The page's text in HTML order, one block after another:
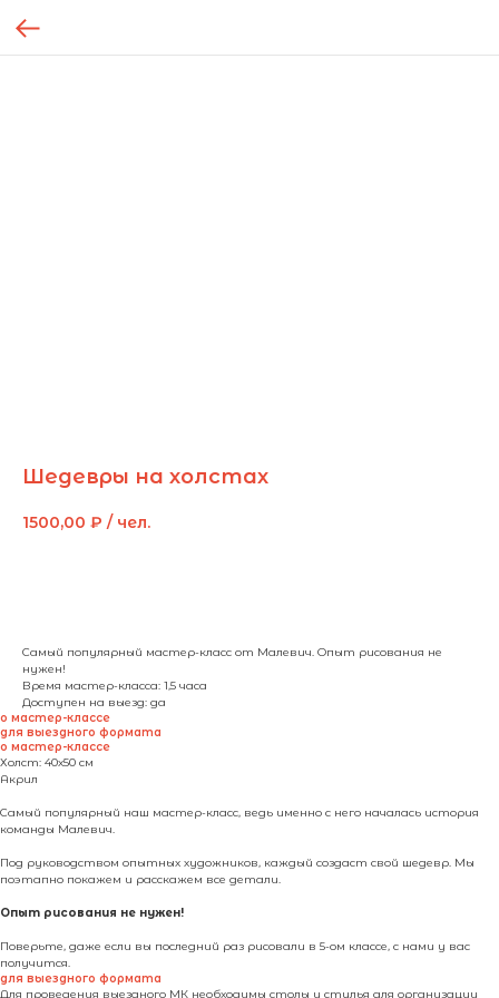
Шедевры на холстах
1500,00 ₽ / чел.
Самый популярный мастер-класс от Малевич. Опыт рисования не
нужен!
Время мастер-класса: 1,5 часа
Доступен на выезд: да
о мастер-классе
для выездного формата
о мастер-классе
Холст: 40х50 см
Акрил
Самый популярный наш мастер-класс, ведь именно с него началась история
команды Малевич.
Под руководством опытных художников, каждый создаст свой шедевр. Мы
поэтапно покажем и расскажем все детали.
Опыт рисования не нужен!
Поверьте, даже если вы последний раз рисовали в 5-ом классе, с нами у вас
получится.
для выездного формата
Для проведения выездного МК необходимы столы и стулья для организации